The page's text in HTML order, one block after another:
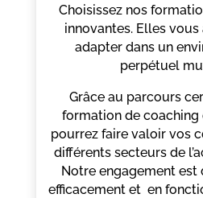
Choisissez nos
innovantes. Elles
adapter dans un
perpétuel
Grâce au parcours
formation de coaching
pourrez faire valoir vos
différents secteurs de
Notre engagement est
efficacement et en